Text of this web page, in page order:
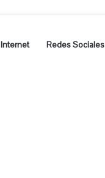
Internet Redes Sociales